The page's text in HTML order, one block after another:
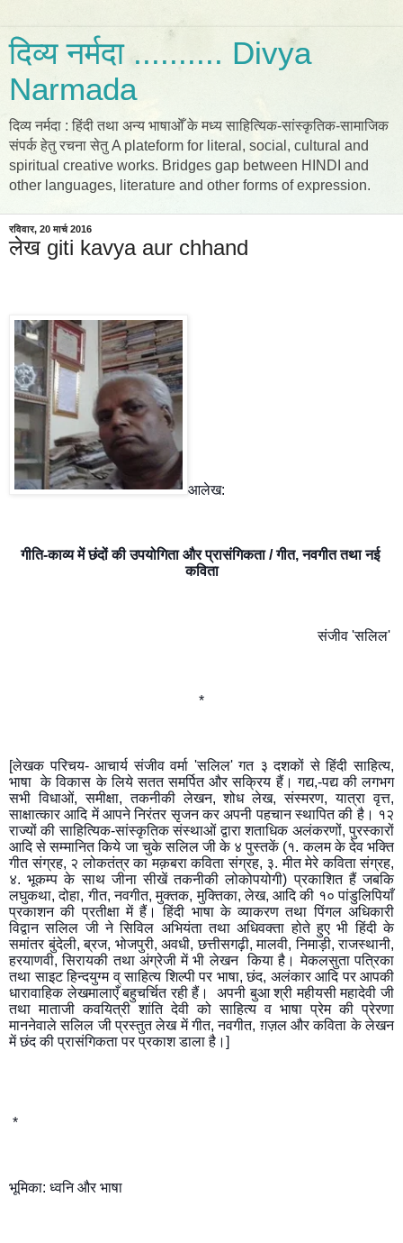
दिव्य नर्मदा .......... Divya
Narmada
दिव्य नर्मदा : हिंदी तथा अन्य भाषाओँ के मध्य साहित्यिक-सांस्कृतिक-सामाजिक
संपर्क हेतु रचना सेतु A plateform for literal, social, cultural and
spiritual creative works. Bridges gap between HINDI and
other languages, literature and other forms of expression.
रविवार, 20 मार्च 2016
लेख giti kavya aur chhand
आलेख:
गीति-काव्य में छंदों की उपयोगिता और प्रासंगिकता / गीत, नवगीत तथा नई
कविता
संजीव 'सलिल'
*
[लेखक परिचय- आचार्य संजीव वर्मा 'सलिल' गत ३ दशकों से हिंदी साहित्य,
भाषा  के विकास के लिये सतत समर्पित और सक्रिय हैं। गद्य,-पद्य की लगभग
सभी विधाओं, समीक्षा, तकनीकी लेखन, शोध लेख, संस्मरण, यात्रा वृत्त,
साक्षात्कार आदि में आपने निरंतर सृजन कर अपनी पहचान स्थापित की है। १२
राज्यों की साहित्यिक-सांस्कृतिक संस्थाओं द्वारा शताधिक अलंकरणों, पुरस्कारों
आदि से सम्मानित किये जा चुके सलिल जी के ४ पुस्तकें (१. कलम के देव भक्ति
गीत संग्रह, २ लोकतंत्र का मक़बरा कविता संग्रह, ३. मीत मेरे कविता संग्रह,
४. भूकम्प के साथ जीना सीखें तकनीकी लोकोपयोगी) प्रकाशित हैं जबकि
लघुकथा, दोहा, गीत, नवगीत, मुक्तक, मुक्तिका, लेख, आदि की १० पांडुलिपियाँ
प्रकाशन की प्रतीक्षा में हैं। हिंदी भाषा के व्याकरण तथा पिंगल अधिकारी
विद्वान सलिल जी ने सिविल अभियंता तथा अधिवक्ता होते हुए भी हिंदी के
समांतर बुंदेली, ब्रज, भोजपुरी, अवधी, छत्तीसगढ़ी, मालवी, निमाड़ी, राजस्थानी,
हरयाणवी, सिरायकी तथा अंग्रेजी में भी लेखन  किया है। मेकलसुता पत्रिका
तथा साइट हिन्दयुग्म व् साहित्य शिल्पी पर भाषा, छंद, अलंकार आदि पर आपकी
धारावाहिक लेखमालाएँ बहुचर्चित रही हैं।  अपनी बुआ श्री महीयसी महादेवी जी
तथा माताजी कवयित्री शांति देवी को साहित्य व भाषा प्रेम की प्रेरणा
माननेवाले सलिल जी प्रस्तुत लेख में गीत, नवगीत, ग़ज़ल और कविता के लेखन
में छंद की प्रासंगिकता पर प्रकाश डाला है।]
*
भूमिका: ध्वनि और भाषा